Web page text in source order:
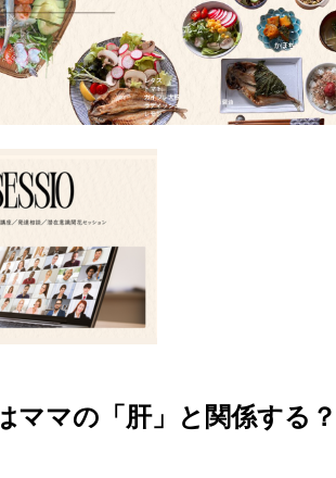
ママの「肝」と関係する